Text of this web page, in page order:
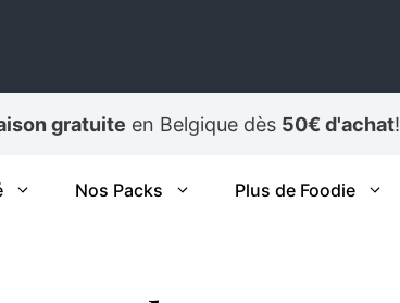
gratuite en Belgique dès 50€ d'achat!
Nos Packs Plus de Foodie